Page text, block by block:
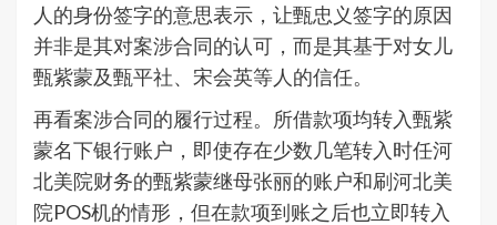
人的身份签字的意思表示，让甄忠义签字的原因
并非是其对案涉合同的认可，而是其基于对女儿
甄紫蒙及甄平社、宋会英等人的信任。
再看案涉合同的履行过程。所借款项均转入甄紫
蒙名下银行账户，即使存在少数几笔转入时任河
北美院财务的甄紫蒙继母张丽的账户和刷河北美
院POS机的情形，但在款项到账之后也立即转入